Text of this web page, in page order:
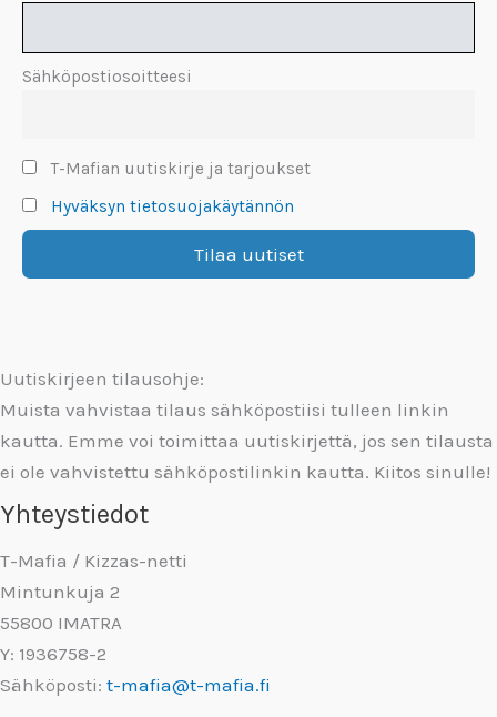
Sähköpostiosoitteesi
T-Mafian uutiskirje ja tarjoukset
Hyväksyn tietosuojakäytännön
Uutiskirjeen tilausohje:
Muista vahvistaa tilaus sähköpostiisi tulleen linkin
kautta. Emme voi toimittaa uutiskirjettä, jos sen tilausta
ei ole vahvistettu sähköpostilinkin kautta. Kiitos sinulle!
Yhteystiedot
T-Mafia / Kizzas-netti
Mintunkuja 2
55800 IMATRA
Y: 1936758-2
Sähköposti: t-mafia@t-mafia.fi